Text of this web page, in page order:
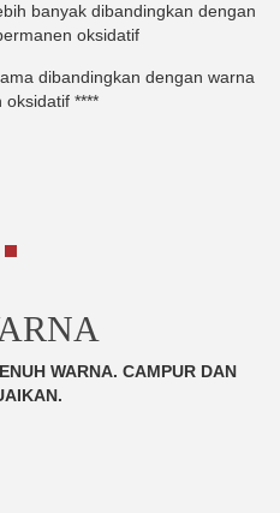
banyak dibandingkan dengan
oksidatif
dibandingkan dengan warna
oksidatif ****
WARNA. CAMPUR DAN